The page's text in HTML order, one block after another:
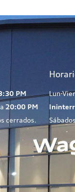
PM
a 20:00 PM
cerrados.
Lun-